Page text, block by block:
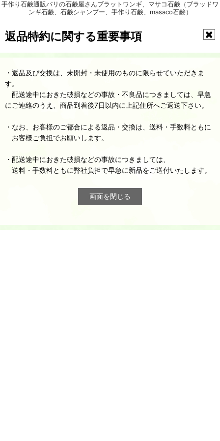
手作り石鹸通販バリの石鹸屋さんブラットワンギ、マサコ石鹸（ブラッドワ
ンギ石鹸、石鹸シャンプー、手作り石鹸、masaco石鹸）
返品特約に関する重要事項
・返品及び交換は、未開封・未使用のものに限らせていただきま
す。
配送途中におきた破損などの事故・不良品につきましては、早急
にご連絡のうえ、商品到着後7日以内に上記住所へご返送下さい。
・なお、お客様のご都合による返品・交換は、送料・手数料ともに
お客様ご負担でお願いします。
・配送途中におきた破損などの事故につきましては、
送料・手数料ともに弊社負担で早急に新品をご送付いたします。
画面を閉じる